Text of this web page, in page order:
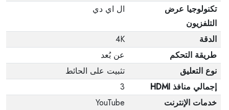
تكنولوجيا عرض
التلفزيون
ال اي دي
الدقة
4K
طريقة التحكم
عن بُعد
نوع التعليق
تثبيت على الحائط
إجمالي منافذ HDMI
3
خدمات الإنترنت
YouTube